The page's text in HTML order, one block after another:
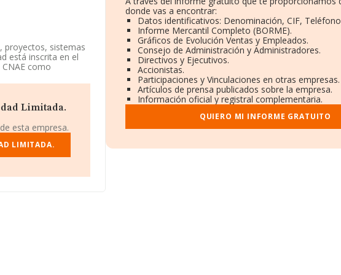
proyectos, sistemas
está inscrita en el
como
de la media de
ha ganado 26
de las
Finance
y
Limitada.
esta empresa.
LIMITADA.
donde vas a encontrar:
Datos identificativos: Denominación, CIF,
Informe Mercantil Completo (BORME).
Gráficos de Evolución Ventas y Empleados.
Consejo de Administración y Administradores.
Directivos y Ejecutivos.
Accionistas.
Participaciones y Vinculaciones en otras empresas.
Artículos de prensa publicados sobre la empresa.
Información oficial y registral complementaria.
QUIERO MI INFORME GRATUITO